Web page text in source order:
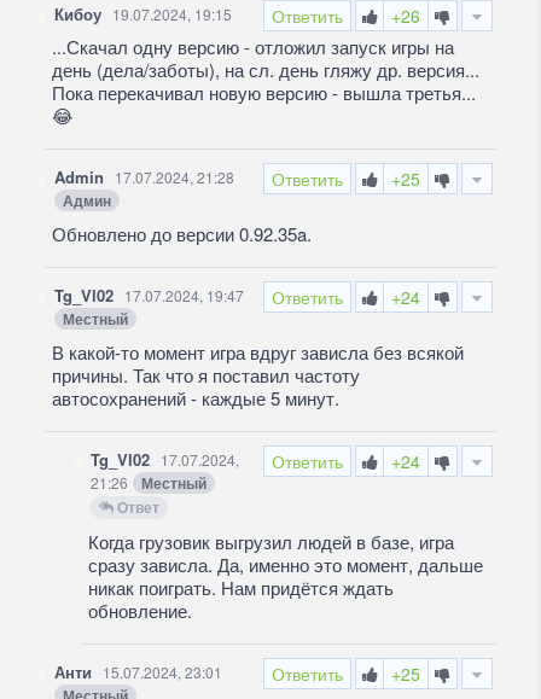
Ответить +26
Кибоу 19.07.2024, 19:15
...Скачал одну версию - отложил запуск игры на
день (дела/заботы), на сл. день гляжу др. версия...
Пока перекачивал новую версию - вышла третья...
😂
Ответить +25
Admin 17.07.2024, 21:28
Админ
Обновлено до версии 0.92.35a.
Ответить +24
Tg_Vl02 17.07.2024, 19:47
Местный
В какой-то момент игра вдруг зависла без всякой
причины. Так что я поставил частоту
автосохранений - каждые 5 минут.
Ответить +24
Tg_Vl02 17.07.2024,
21:26
Местный
Ответ
Когда грузовик выгрузил людей в базе, игра
сразу зависла. Да, именно это момент, дальше
никак поиграть. Нам придётся ждать
обновление.
Ответить +25
Анти 15.07.2024, 23:01